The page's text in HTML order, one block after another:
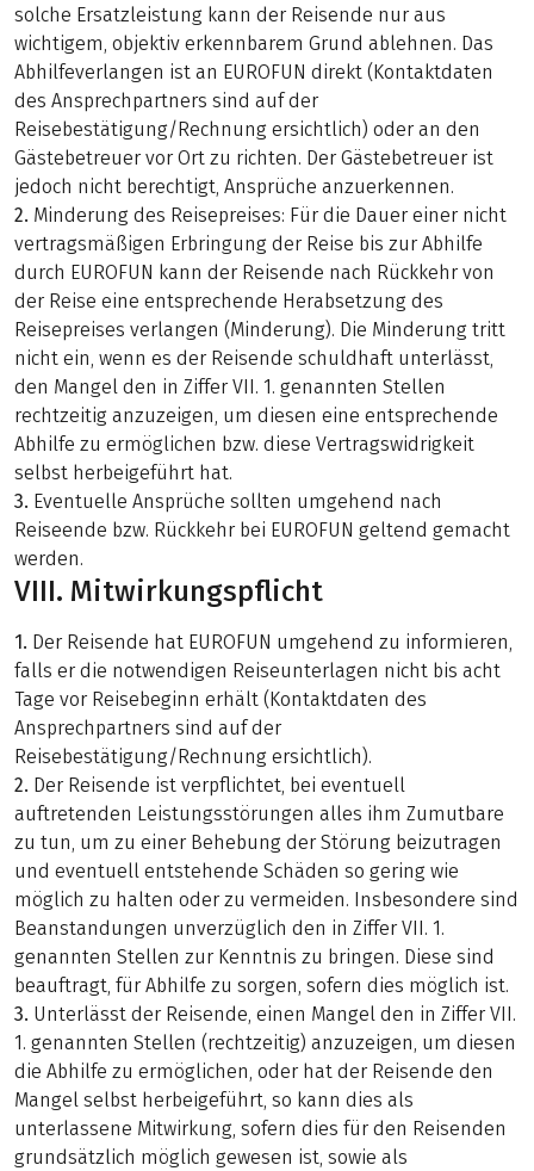
solche Ersatzleistung kann der Reisende nur aus
wichtigem, objektiv erkennbarem Grund ablehnen. Das
Abhilfeverlangen ist an EUROFUN direkt (Kontaktdaten
des Ansprechpartners sind auf der
Reisebestätigung/Rechnung ersichtlich) oder an den
Gästebetreuer vor Ort zu richten. Der Gästebetreuer ist
jedoch nicht berechtigt, Ansprüche anzuerkennen.
2. Minderung des Reisepreises: Für die Dauer einer nicht
vertragsmäßigen Erbringung der Reise bis zur Abhilfe
durch EUROFUN kann der Reisende nach Rückkehr von
der Reise eine entsprechende Herabsetzung des
Reisepreises verlangen (Minderung). Die Minderung tritt
nicht ein, wenn es der Reisende schuldhaft unterlässt,
den Mangel den in Ziffer VII. 1. genannten Stellen
rechtzeitig anzuzeigen, um diesen eine entsprechende
Abhilfe zu ermöglichen bzw. diese Vertragswidrigkeit
selbst herbeigeführt hat.
3. Eventuelle Ansprüche sollten umgehend nach
Reiseende bzw. Rückkehr bei EUROFUN geltend gemacht
werden.
VIII. Mitwirkungspflicht
1. Der Reisende hat EUROFUN umgehend zu informieren,
falls er die notwendigen Reiseunterlagen nicht bis acht
Tage vor Reisebeginn erhält (Kontaktdaten des
Ansprechpartners sind auf der
Reisebestätigung/Rechnung ersichtlich).
2. Der Reisende ist verpflichtet, bei eventuell
auftretenden Leistungsstörungen alles ihm Zumutbare
zu tun, um zu einer Behebung der Störung beizutragen
und eventuell entstehende Schäden so gering wie
möglich zu halten oder zu vermeiden. Insbesondere sind
Beanstandungen unverzüglich den in Ziffer VII. 1.
genannten Stellen zur Kenntnis zu bringen. Diese sind
beauftragt, für Abhilfe zu sorgen, sofern dies möglich ist.
3. Unterlässt der Reisende, einen Mangel den in Ziffer VII.
1. genannten Stellen (rechtzeitig) anzuzeigen, um diesen
die Abhilfe zu ermöglichen, oder hat der Reisende den
Mangel selbst herbeigeführt, so kann dies als
unterlassene Mitwirkung, sofern dies für den Reisenden
grundsätzlich möglich gewesen ist, sowie als